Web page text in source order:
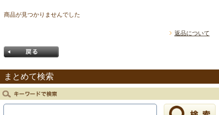
商品が見つかりませんでした
返品について
まとめて検索